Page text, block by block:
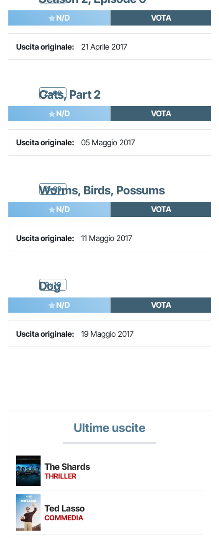
N/D VOTA
Uscita originale: 21 Aprile 2017
2x08
Cats, Part 2
N/D VOTA
Uscita originale: 05 Maggio 2017
2x09
Worms, Birds, Possums
N/D VOTA
Uscita originale: 11 Maggio 2017
2x10
Dog
N/D VOTA
Uscita originale: 19 Maggio 2017
Ultime uscite
The Shards
THRILLER
Ted Lasso
COMMEDIA